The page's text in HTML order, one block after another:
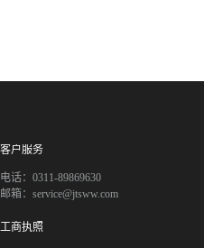
客户服务
电话：0311-89869630
邮箱：service@jtsww.com
工商执照